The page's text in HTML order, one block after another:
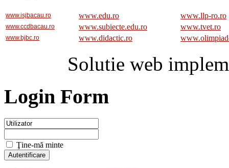
www.isjbacau.ro www.edu.ro www.llp-ro.ro
www.ccdbacau.ro www.subiecte.edu.ro www.tvet.ro
www.bjbc.ro www.didactic.ro
Solutie web
Login Form
Ţine-mă minte